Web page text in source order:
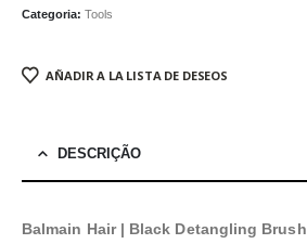
Categoria: Tools
AÑADIR A LA LISTA DE DESEOS
DESCRIÇÃO
Balmain Hair | Black Detangling Brush